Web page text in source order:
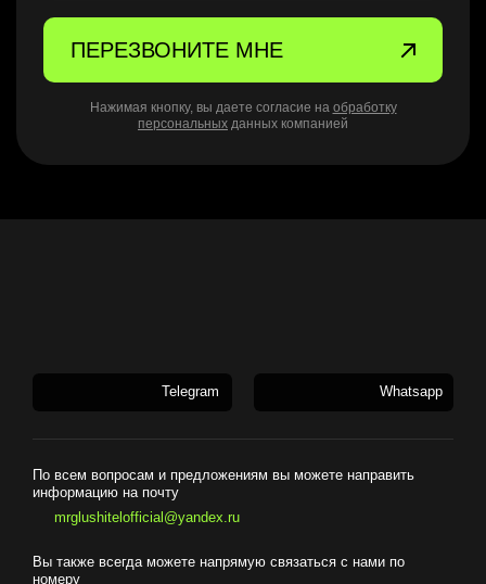
ПЕРЕЗВОНИТЕ МНЕ
Нажимая кнопку, вы даете согласие на обработку
персональных данных компанией
По всем вопросам и предложениям вы можете направить
информацию на почту
mrglushitelofficial@yandex.ru
Вы также всегда можете напрямую связаться с нами по
номеру
Telegram Whatsapp